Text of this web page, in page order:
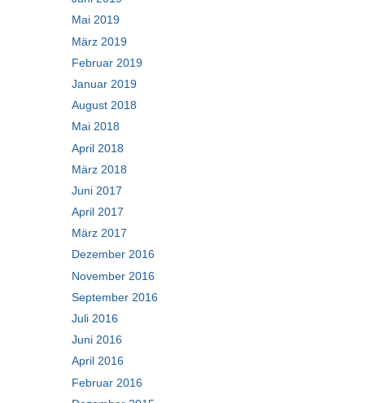
Mai 2019
März 2019
Februar 2019
Januar 2019
August 2018
Mai 2018
April 2018
März 2018
Juni 2017
April 2017
März 2017
Dezember 2016
November 2016
September 2016
Juli 2016
Juni 2016
April 2016
Februar 2016